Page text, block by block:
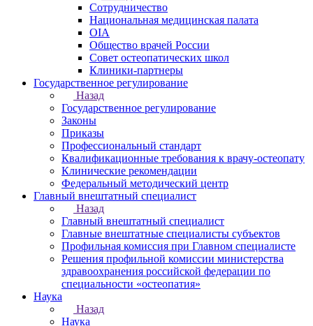
Сотрудничество
Национальная медицинская палата
OIA
Общество врачей России
Совет остеопатических школ
Клиники-партнеры
Государственное регулирование
Назад
Государственное регулирование
Законы
Приказы
Профессиональный стандарт
Квалификационные требования к врачу-остеопату
Клинические рекомендации
Федеральный методический центр
Главный внештатный специалист
Назад
Главный внештатный специалист
Главные внештатные специалисты субъектов
Профильная комиссия при Главном специалисте
Решения профильной комиссии министерства
здравоохранения российской федерации по
специальности «остеопатия»
Наука
Назад
Наука